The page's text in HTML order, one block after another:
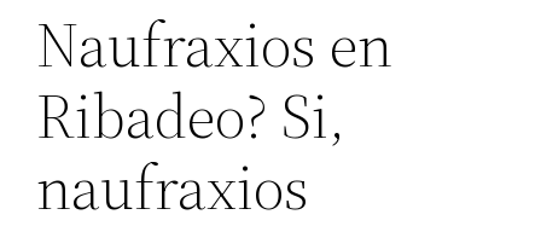
Naufraxios en
Ribadeo? Si,
naufraxios